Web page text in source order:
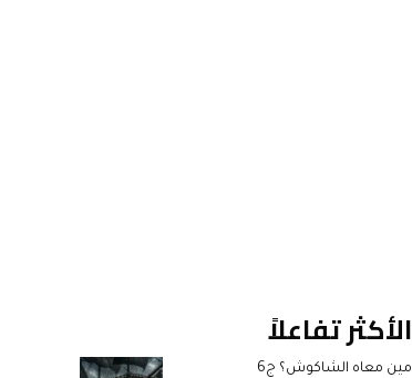
الأكثر تفاعلاً
مين معاه الشاكوش؟ ج6